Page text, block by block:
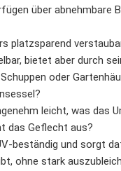
über abnehmbare
platzsparend
bietet aber durch
oder
leicht, was das
das Geflecht aus?
beständig und sorgt
ohne stark